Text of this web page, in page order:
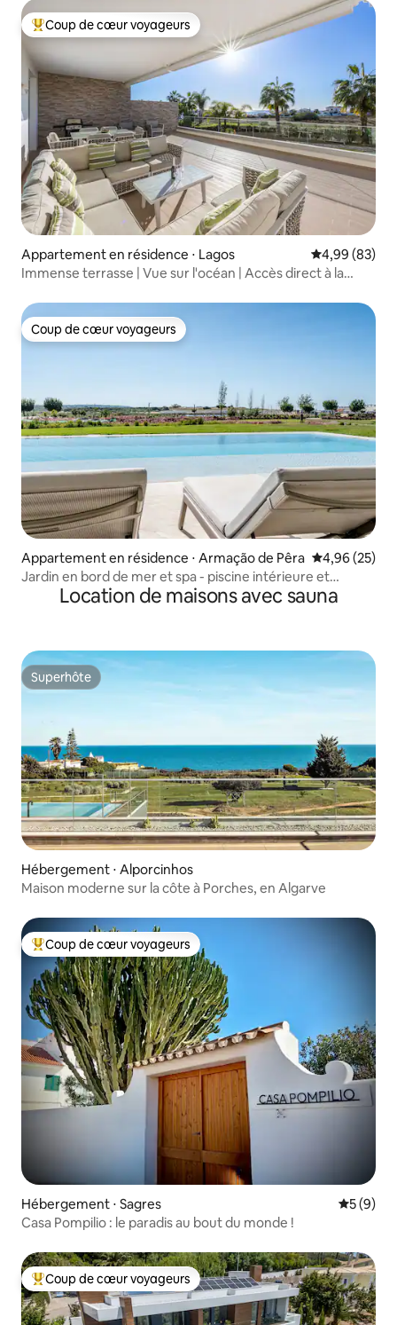
Coups de cœur voyageurs les plus appréciés
Coup de cœur voyageurs
Appartement en résidence ⋅ Lagos Évaluation
4,99 (83)
Immense terrasse | Vue sur l'océan | Accès direct à la
Coup de cœur voyageurs
Coup de cœur voyageurs
Appartement en résidence ⋅ Armação de Pêra Évaluation
4,96 (25)
Jardin en bord de mer et spa - piscine intérieure et
extérieureLocation de maisons avec sauna
Superhôte
Superhôte
Hébergement ⋅ Alporcinhos
Maison moderne sur la côte à Porches, en Algarve
Coups de cœur voyageurs les plus appréciés
Coup de cœur voyageurs
Hébergement ⋅ Sagres
5 (9)
Casa Pompilio : le paradis au bout du monde !
Coups de cœur voyageurs les plus appréciés
Coup de cœur voyageurs